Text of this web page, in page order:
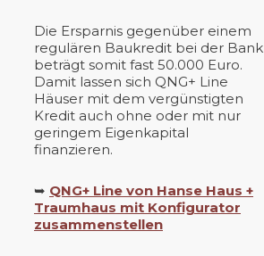
Die Ersparnis gegenüber einem
regulären Baukredit bei der Bank
beträgt somit fast 50.000 Euro.
Damit lassen sich QNG+ Line
Häuser mit dem vergünstigten
Kredit auch ohne oder mit nur
geringem Eigenkapital
finanzieren.
➥ QNG+ Line von Hanse Haus +
Traumhaus mit Konfigurator
zusammenstellen